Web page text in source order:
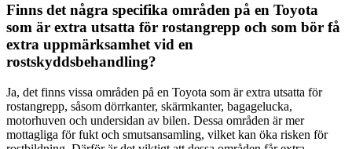
Finns det några specifika områden på en Toyota
som är extra utsatta för rostangrepp och som bör få
extra uppmärksamhet vid en
rostskyddsbehandling?
Ja, det finns vissa områden på en Toyota som är extra utsatta för
rostangrepp, såsom dörrkanter, skärmkanter, bagagelucka,
motorhuven och undersidan av bilen. Dessa områden är mer
mottagliga för fukt och smutsansamling, vilket kan öka risken för